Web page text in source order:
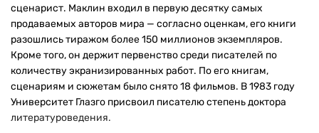
сценарист. Маклин входил в первую десятку самых
продаваемых авторов мира — согласно оценкам, его книги
разошлись тиражом более 150 миллионов экземпляров.
Кроме того, он держит первенство среди писателей по
количеству экранизированных работ. По его книгам,
сценариям и сюжетам было снято 18 фильмов. В 1983 году
Университет Глазго присвоил писателю степень доктора
литературоведения.